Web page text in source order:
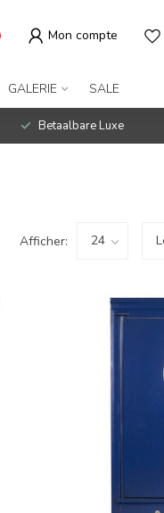
Mon compte
GALERIE SALE
Betaalbare Luxe
Afficher: